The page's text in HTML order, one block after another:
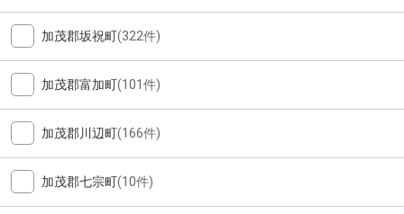
加茂郡坂祝町(322件)
加茂郡富加町(101件)
加茂郡川辺町(166件)
加茂郡七宗町(10件)